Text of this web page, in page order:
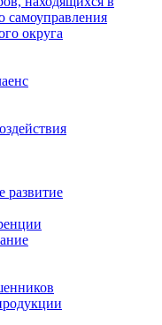
самоуправления
округа
развитие